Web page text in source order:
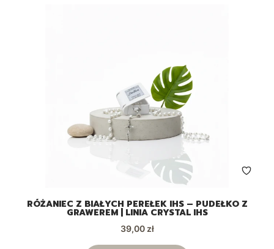
RÓŻANIEC Z BIAŁYCH PEREŁEK IHS – PUDEŁKO Z
GRAWEREM | LINIA CRYSTAL IHS
Cena
39,00 zł